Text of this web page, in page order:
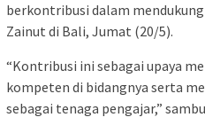
berkontribusi dalam mendukung
Zainut di Bali, Jumat (20/5).
“Kontribusi ini sebagai upaya
kompeten di bidangnya serta
sebagai tenaga pengajar,”